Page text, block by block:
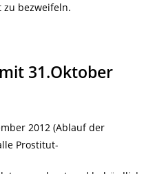
bezweifeln.
31.Oktober
2012 (Ablauf der
Prostitut-